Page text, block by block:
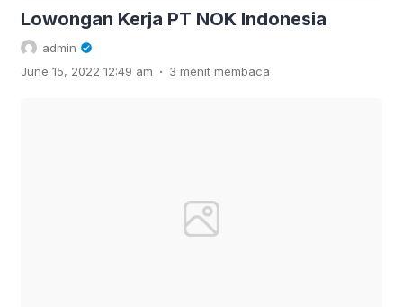
Lowongan Kerja PT NOK Indonesia
admin
June 15, 2022 12:49 am . 3 menit membaca